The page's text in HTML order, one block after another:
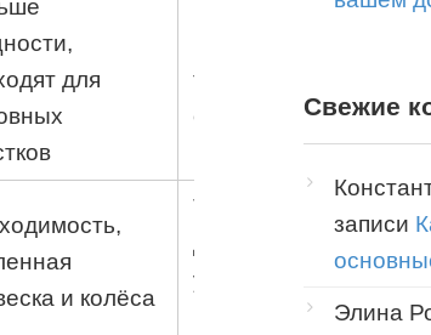
для
требуют большего
обслуживания
и колёса
Тяжелее и
дороже; не всегда
удобны для узких
пространств
Свежие
записи
Элина